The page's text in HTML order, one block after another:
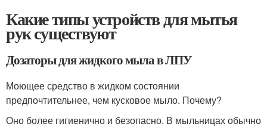
Какие типы устройств для мытья
рук существуют
Дозаторы для жидкого мыла в ЛПУ
Моющее средство в жидком состоянии
предпочтительнее, чем кусковое мыло. Почему?
Оно более гигиенично и безопасно. В мыльницах обычно